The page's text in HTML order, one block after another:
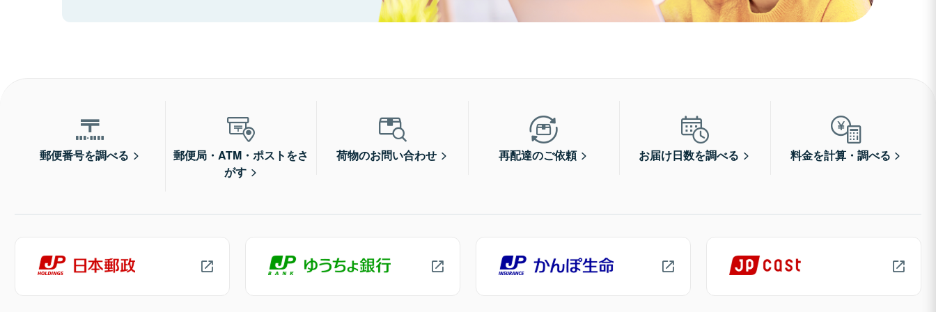
郵便番号を調べる
郵便局・ATM・ポストをさ
がす
荷物のお問い合わせ 再配達のご依頼 お届け日数を調べる 料金を計算・調べる